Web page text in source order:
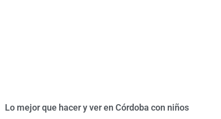
Lo mejor que hacer y ver en Córdoba con niños